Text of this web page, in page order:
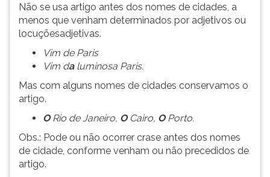
menu
principal
pressione
Pressione
Não se usa artigo antes dos nomes de cidades, a
menos que venham determinados por adjetivos ou
locuçõesadjetivas.
Vim de Paris
Vim da luminosa Paris.
Mas com alguns nomes de cidades conservamos o
artigo.
ORio de Janeiro, O Cairo, OPorto.
Obs.: Pode ou não ocorrer crase antes dos nomes
de cidade, conforme venham ou não precedidos de
artigo.